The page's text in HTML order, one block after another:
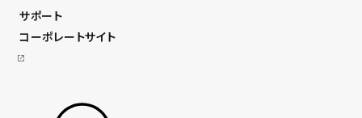
サポート
コーポレートサイト